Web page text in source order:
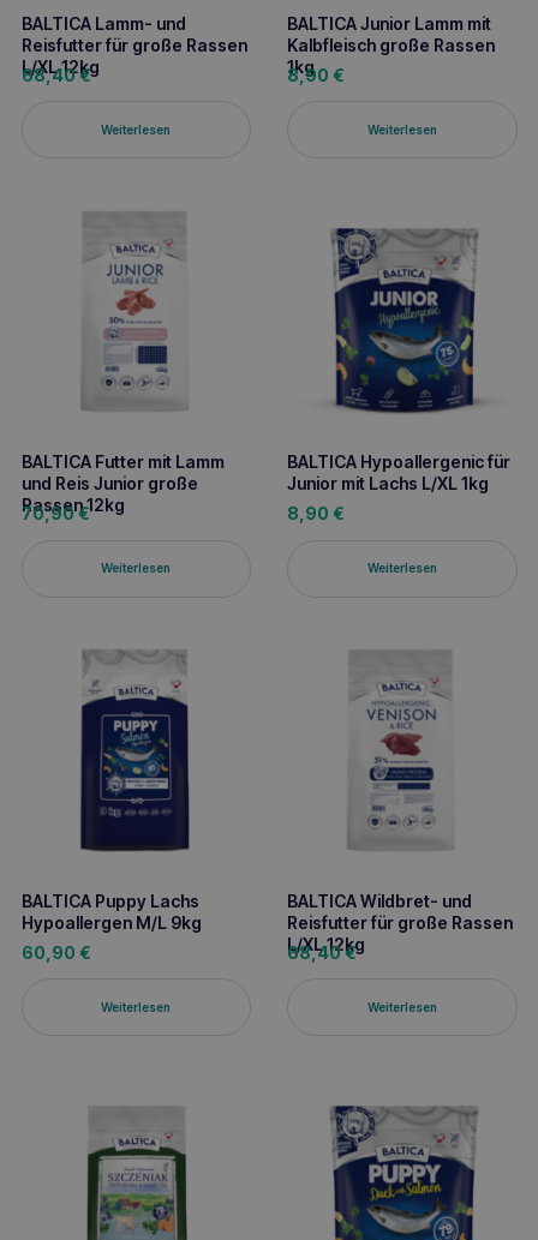
BALTICA Lamm- und
Reisfutter für große Rassen
L/XL 12kg
68,40€
Weiterlesen
BALTICA Junior Lamm mit
Kalbfleisch große Rassen
1kg
8,90 €
Weiterlesen
BALTICA Futter mit Lamm
und Reis Junior große
Rassen 12kg
70,90€
Weiterlesen
BALTICA Hypoallergenic für
Junior mit Lachs L/XL 1kg
8,90 €
Weiterlesen
BALTICA Puppy Lachs
Hypoallergen M/L 9kg
60,90 €
Weiterlesen
BALTICA Wildbret- und
Reisfutter für große Rassen
L/XL 12kg
68,40€
Weiterlesen